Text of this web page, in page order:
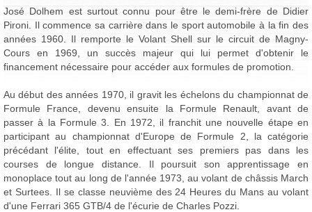
José Dolhem est surtout connu pour être le demi-frère de Didier
Pironi. Il commence sa carrière dans le sport automobile à la fin des
années 1960. Il remporte le Volant Shell sur le circuit de Magny-
Cours en 1969, un succès majeur qui lui permet d'obtenir le
financement nécessaire pour accéder aux formules de promotion.
Au début des années 1970, il gravit les échelons du championnat de
Formule France, devenu ensuite la Formule Renault, avant de
passer à la Formule 3. En 1972, il franchit une nouvelle étape en
participant au championnat d'Europe de Formule 2, la catégorie
précédant l'élite, tout en effectuant ses premiers pas dans les
courses de longue distance. Il poursuit son apprentissage en
monoplace tout au long de l'année 1973, au volant de châssis March
et Surtees. Il se classe neuvième des 24 Heures du Mans au volant
d'une Ferrari 365 GTB/4 de l'écurie de Charles Pozzi.